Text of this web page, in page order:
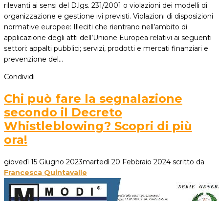
rilevanti ai sensi del D.lgs. 231/2001 o violazioni dei modelli di
organizzazione e gestione ivi previsti. Violazioni di disposizioni
normative europee: Illeciti che rientrano nell’ambito di
applicazione degli atti dell’Unione Europea relativi ai seguenti
settori: appalti pubblici; servizi, prodotti e mercati finanziari e
prevenzione del…
Condividi
Chi può fare la segnalazione
secondo il Decreto
Whistleblowing? Scopri di più
ora!
giovedì 15 Giugno 2023martedì 20 Febbraio 2024 scritto da
Francesca Quintavalle